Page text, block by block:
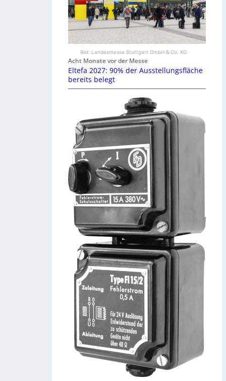
Bild: Landesmesse Stuttgart GmbH & Co. KG
Acht Monate vor der Messe
Eltefa 2027: 90% der Ausstellungsfläche
bereits belegt